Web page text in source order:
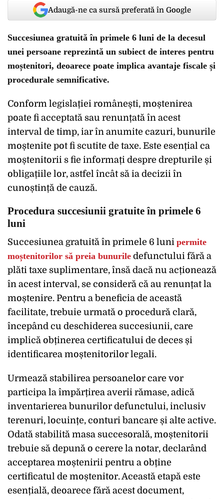
Adaugă-ne ca sursă preferată în Google
Succesiunea gratuită în primele 6 luni de la decesul
unei persoane reprezintă un subiect de interes pentru
moștenitori, deoarece poate implica avantaje fiscale și
procedurale semnificative.
Conform legislației românești, moștenirea
poate fi acceptată sau renunțată în acest
interval de timp, iar în anumite cazuri, bunurile
moștenite pot fi scutite de taxe. Este esențial ca
moștenitorii s fie informați despre drepturile și
obligațiile lor, astfel încât să ia decizii în
cunoștință de cauză.
Procedura succesiunii gratuite în primele 6
luni
Succesiunea gratuită în primele 6 luni permite
moștenitorilor să preia bunurile defunctului fără a
plăti taxe suplimentare, însă dacă nu acționează
în acest interval, se consideră că au renunțat la
moștenire. Pentru a beneficia de această
facilitate, trebuie urmată o procedură clară,
începând cu deschiderea succesiunii, care
implică obținerea certificatului de deces și
identificarea moștenitorilor legali.
Urmează stabilirea persoanelor care vor
participa la împărțirea averii rămase, adică
inventarierea bunurilor defunctului, inclusiv
terenuri, locuințe, conturi bancare și alte active.
Odată stabilită masa succesorală, moștenitorii
trebuie să depună o cerere la notar, declarând
acceptarea moștenirii pentru a obține
certificatul de moștenitor. Această etapă este
esențială, deoarece fără acest document,